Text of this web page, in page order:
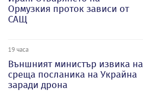
Ормузкия проток зависи от
САЩ
19 часа
Външният министър извика на
среща посланика на Украйна
заради дрона